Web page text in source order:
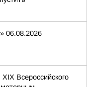
06.08.2026
Всероссийского